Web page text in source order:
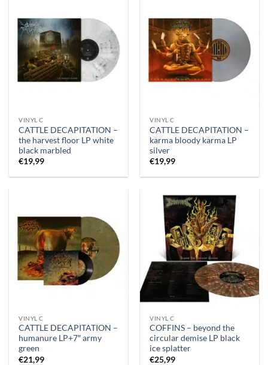
VINYL C
CATTLE DECAPITATION –
the harvest floor LP white
black marbled
€19,99
VINYL C
CATTLE DECAPITATION –
karma bloody karma LP
silver
€19,99
VINYL C
CATTLE DECAPITATION –
humanure LP+7″ army
green
€21,99
VINYL C
COFFINS – beyond the
circular demise LP black
ice splatter
€25,99